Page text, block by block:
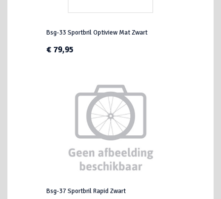
Bsg-33 Sportbril Optiview Mat Zwart
€ 79,95
Bsg-37 Sportbril Rapid Zwart